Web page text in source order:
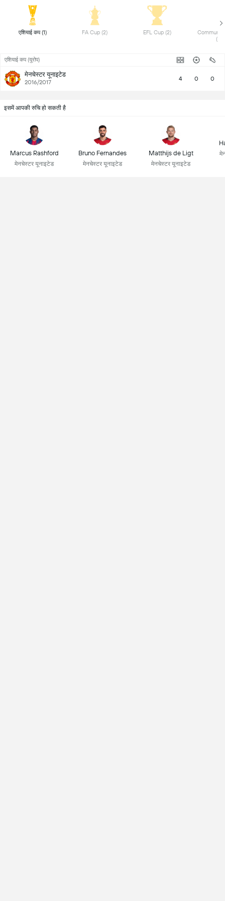
एशियाई कप (1) EFL Cup (2)
एशियाई कप (यूरोप)
मेनचेस्टर यूनाइटेड
2016/2017 4 0 0
इसमें आपकी रुचि हो सकती है
Marcus Rashford
मेनचेस्टर यूनाइटेड
Bruno Fernandes
मेनचेस्टर यूनाइटेड
Matthijs de Ligt
मेनचेस्टर यूनाइटेड